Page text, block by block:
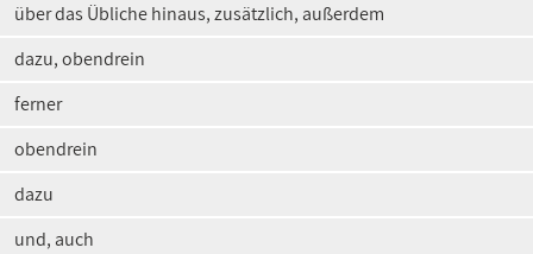
über das Übliche hinaus, zusätzlich, außerdem
dazu, obendrein
ferner
obendrein
dazu
und, auch